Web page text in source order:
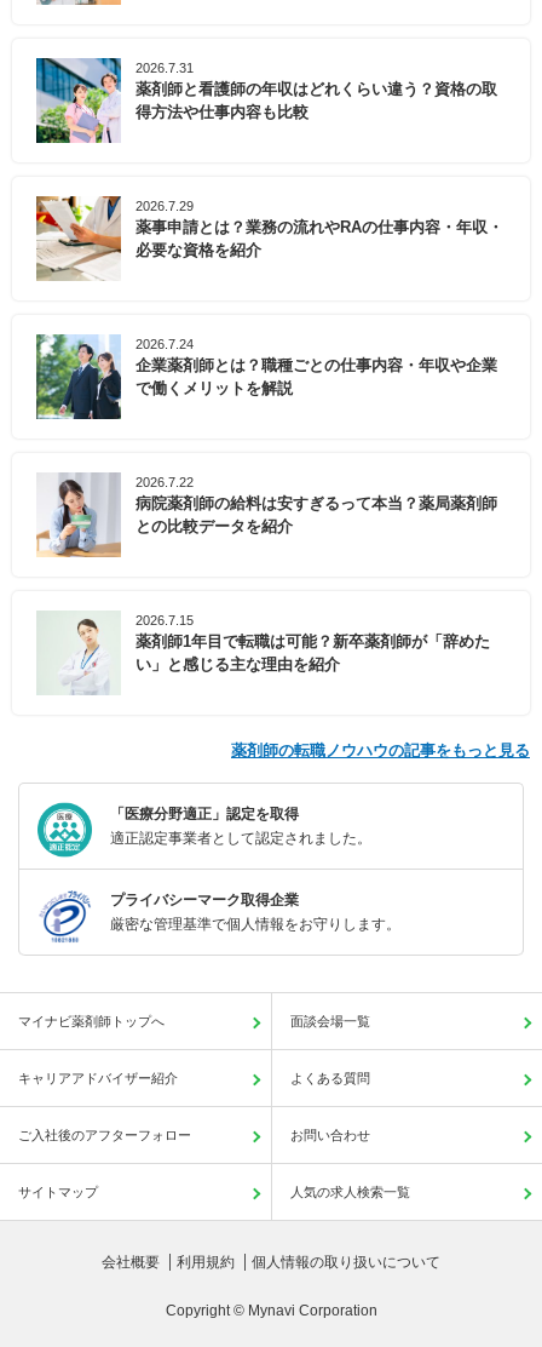
2026.7.31
薬剤師と看護師の年収はどれくらい違う？資格の取
得方法や仕事内容も比較
2026.7.29
薬事申請とは？業務の流れやRAの仕事内容・年収・
必要な資格を紹介
2026.7.24
企業薬剤師とは？職種ごとの仕事内容・年収や企業
で働くメリットを解説
2026.7.22
病院薬剤師の給料は安すぎるって本当？薬局薬剤師
との比較データを紹介
2026.7.15
薬剤師1年目で転職は可能？新卒薬剤師が「辞めた
い」と感じる主な理由を紹介
薬剤師の転職ノウハウの記事をもっと見る
「医療分野適正」認定を取得
適正認定事業者として認定されました。
プライバシーマーク取得企業
厳密な管理基準で個人情報をお守りします。
マイナビ薬剤師トップへ 面談会場一覧
キャリアアドバイザー紹介 よくある質問
ご入社後のアフターフォロー お問い合わせ
サイトマップ 人気の求人検索一覧
会社概要 利用規約 個人情報の取り扱いについて
Copyright © Mynavi Corporation